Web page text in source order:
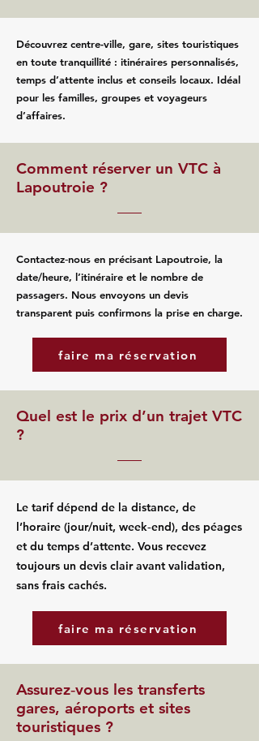
Découvrez centre-ville, gare, sites touristiques
en toute tranquillité : itinéraires personnalisés,
temps d’attente inclus et conseils locaux. Idéal
pour les familles, groupes et voyageurs
d’affaires.
Comment réserver un VTC à
Lapoutroie ?
Contactez‑nous en précisant Lapoutroie, la
date/heure, l’itinéraire et le nombre de
passagers. Nous envoyons un devis
transparent puis confirmons la prise en charge.
faire ma réservation
Quel est le prix d’un trajet VTC
?
Le tarif dépend de la distance, de
l’horaire (jour/nuit, week‑end), des péages
et du temps d’attente. Vous recevez
toujours un devis clair avant validation,
sans frais cachés.
faire ma réservation
Assurez‑vous les transferts
gares, aéroports et sites
touristiques ?